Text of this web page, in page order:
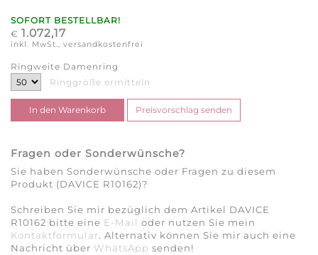
SOFORT BESTELLBAR!
€ 1.072,17
inkl. MwSt., versandkostenfrei
Ringweite Damenring
Ringgröße ermitteln
Fragen oder Sonderwünsche?
Sie haben Sonderwünsche oder Fragen zu diesem
Produkt (DAVICE R10162)?
Schreiben Sie mir bezüglich dem Artikel DAVICE
R10162 bitte eine E-Mail oder nutzen Sie mein
Kontaktformular. Alternativ können Sie mir auch eine
Nachricht über WhatsApp senden!